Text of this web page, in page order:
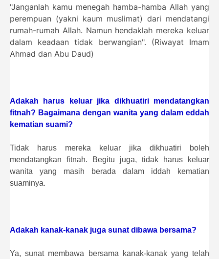
"Janganlah kamu menegah hamba-hamba Allah yang
perempuan (yakni kaum muslimat) dari mendatangi
rumah-rumah Allah. Namun hendaklah mereka keluar
dalam keadaan tidak berwangian". (Riwayat Imam
Ahmad dan Abu Daud)
Adakah harus keluar jika dikhuatiri mendatangkan
fitnah? Bagaimana dengan wanita yang dalam eddah
kematian suami?
Tidak harus mereka keluar jika dikhuatiri boleh
mendatangkan fitnah. Begitu juga, tidak harus keluar
wanita yang masih berada dalam iddah kematian
suaminya.
Adakah kanak-kanak juga sunat dibawa bersama?
Ya, sunat membawa bersama kanak-kanak yang telah